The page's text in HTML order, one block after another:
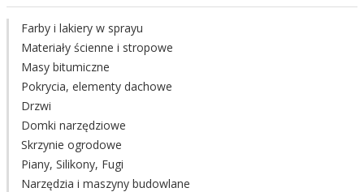
Farby i lakiery w sprayu
Materiały ścienne i stropowe
Masy bitumiczne
Pokrycia, elementy dachowe
Drzwi
Domki narzędziowe
Skrzynie ogrodowe
Piany, Silikony, Fugi
Narzędzia i maszyny budowlane